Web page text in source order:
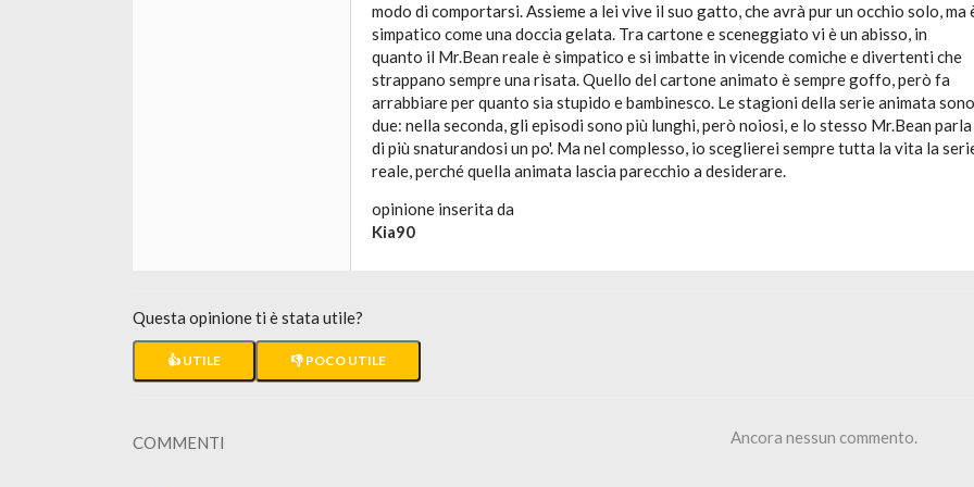
modo di comportarsi. Assieme a lei vive il suo gatto, che avrà pur un occhio solo, ma
simpatico come una doccia gelata. Tra cartone e sceneggiato vi è un abisso, in
quanto il Mr.Bean reale è simpatico e si imbatte in vicende comiche e divertenti che
strappano sempre una risata. Quello del cartone animato è sempre goffo, però fa
arrabbiare per quanto sia stupido e bambinesco. Le stagioni della serie animata sono
due: nella seconda, gli episodi sono più lunghi, però noiosi, e lo stesso Mr.Bean parla
di più snaturandosi un po'. Ma nel complesso, io sceglierei sempre tutta la vita la
reale, perché quella animata lascia parecchio a desiderare.
opinione inserita da
Kia90
Questa opinione ti è stata utile?
👍 UTILE 👎 POCO UTILE
COMMENTI Ancora nessun commento.